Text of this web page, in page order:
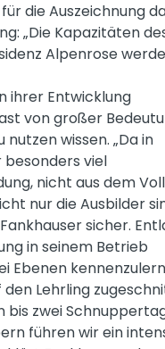
die Auszeichnung
„Die Kapazitäten
Alpenrose
ihrer Entwicklung
von großer
wissen. „Da in
viel
nicht aus dem
nur die Ausbilder
sicher.
in seinem Betrieb
Ebenen
Lehrling
bis zwei
führen wir ein